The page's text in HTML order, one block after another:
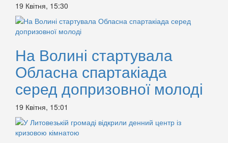
19 Квітня, 15:30
На Волині стартувала
Обласна спартакіада
серед допризовної молоді
19 Квітня, 15:01